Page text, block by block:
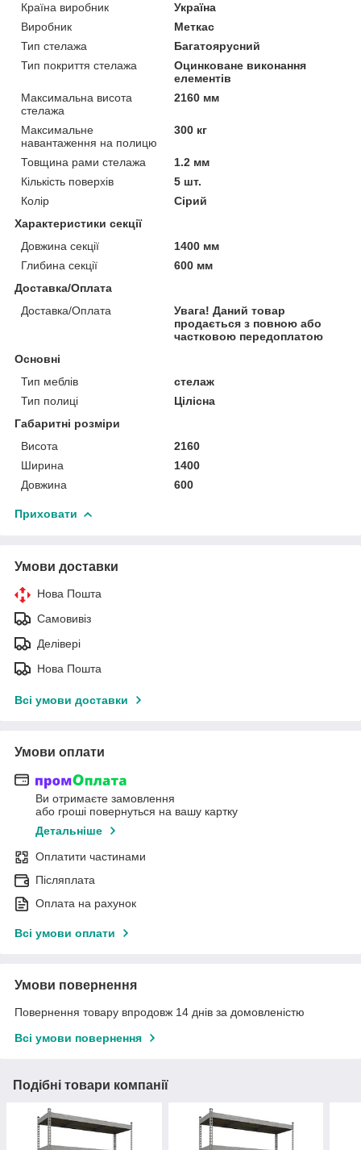
Країна виробник
Україна
Виробник
Меткас
Тип стелажа
Багатоярусний
Тип покриття стелажа
Оцинковане виконання
елементів
Максимальна висота
стелажа
2160 мм
Максимальне
навантаження на полицю
300 кг
Товщина рами стелажа
1.2 мм
Кількість поверхів
5 шт.
Колір
Сірий
Характеристики секції
Довжина секції
1400 мм
Глибина секції
600 мм
Доставка/Оплата
Доставка/Оплата
Увага! Даний товар
продається з повною або
частковою передоплатою
Основні
Тип меблів
стелаж
Тип полиці
Цілісна
Габаритні розміри
Висота
2160
Ширина
1400
Довжина
600
Приховати
Умови доставки
Нова Пошта
Самовивіз
Делівері
Нова Пошта
Всі умови доставки
Умови оплати
Ви отримаєте замовлення
або гроші повернуться на вашу картку
Детальніше
Оплатити частинами
Післяплата
Оплата на рахунок
Всі умови оплати
Умови повернення
Повернення товару впродовж 14 днів за домовленістю
Всі умови повернення
Подібні товари компанії